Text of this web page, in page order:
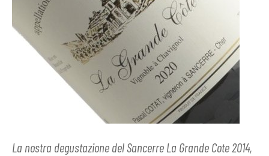
La nostra degustazione del Sancerre La Grande Cote 2014,